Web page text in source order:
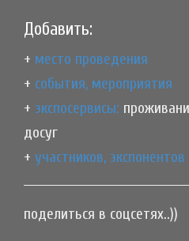
Добавить:
+ место проведения
+ события, мероприятия
+ экспосервисы:
досуг
+ участников, экспонентов
поделиться в соцсетях..))